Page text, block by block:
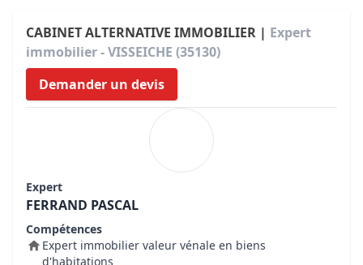
CABINET ALTERNATIVE IMMOBILIER | Expert
immobilier - VISSEICHE (35130)
Demander un devis
Expert
FERRAND PASCAL
Compétences
Expert immobilier valeur vénale en biens
d'habitations